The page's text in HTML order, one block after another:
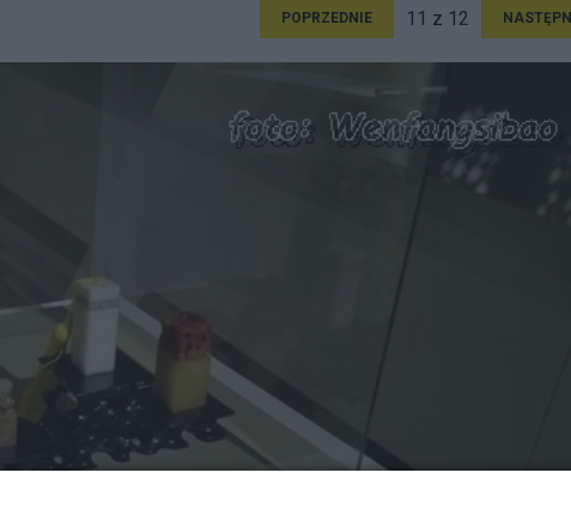
POPRZEDNIE 11 z 12